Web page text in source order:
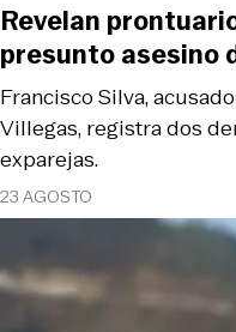
23 AGOSTO
Francisco Silva,
Villegas, registra dos
exparejas.
Revelan
presunto asesino